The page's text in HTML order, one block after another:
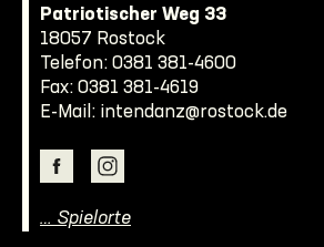
Patriotischer Weg 33
18057 Rostock
Telefon: 0381 381-4600
Fax: 0381 381-4619
E-Mail: intendanz@rostock.de
… Spielorte